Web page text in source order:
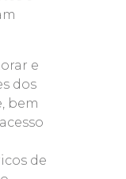
e
dos
bem
de